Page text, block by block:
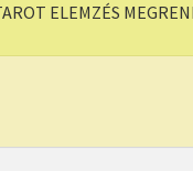
ELEMZÉS